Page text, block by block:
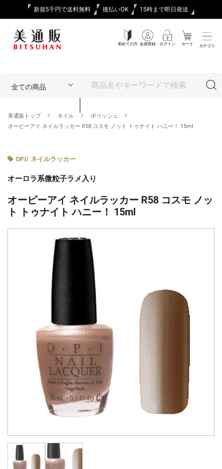
新規5千円で送料無料 後払いOK 15時まで即日発送
初めての方 会員登録 ログイン カート カテゴリ
美通販トップ ネイル
ポリッシュ
オーピーアイ ネイルラッカー R58 コスモ ノット トゥナイト ハニー！ 15ml
OPI/ ネイルラッカー
オーロラ系微粒子ラメ入り
オーピーアイ ネイルラッカー R58 コスモ ノッ
ト トゥナイト ハニー！ 15ml